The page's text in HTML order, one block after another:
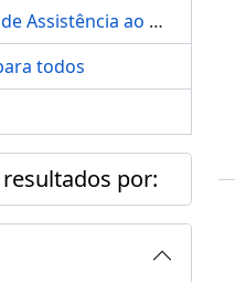
O Programa de Assistência ao Beneficiário do TJDFT – Pró-Saúde
todos
por: